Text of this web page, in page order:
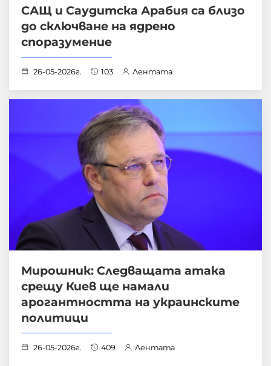
САЩ и Саудитска Арабия са близо
до сключване на ядрено
споразумение
26-05-2026г. 103 Лентата
Мирошник: Следващата атака
срещу Киев ще намали
арогантността на украинските
политици
26-05-2026г. 409 Лентата